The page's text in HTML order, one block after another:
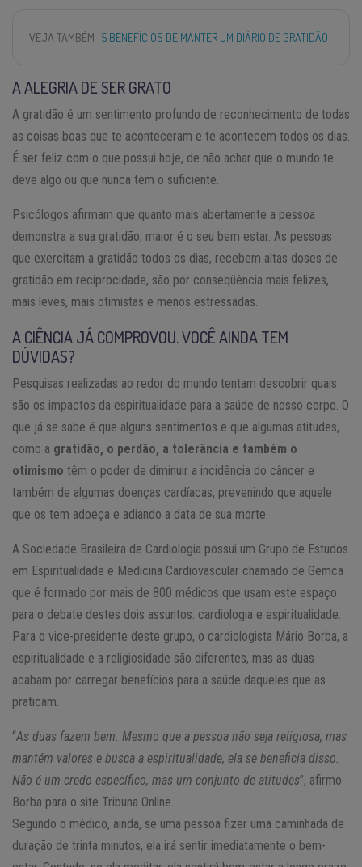
VEJA TAMBÉM 5 BENEFÍCIOS DE MANTER UM DIÁRIO DE GRATIDÃO
A ALEGRIA DE SER GRATO
A gratidão é um sentimento profundo de reconhecimento de todas
as coisas boas que te aconteceram e te acontecem todos os dias.
É ser feliz com o que possui hoje, de não achar que o mundo te
deve algo ou que nunca tem o suficiente.
Psicólogos afirmam que quanto mais abertamente a pessoa
demonstra a sua gratidão, maior é o seu bem estar. As pessoas
que exercitam a gratidão todos os dias, recebem altas doses de
gratidão em reciprocidade, são por conseqüência mais felizes,
mais leves, mais otimistas e menos estressadas.
A CIÊNCIA JÁ COMPROVOU. VOCÊ AINDA TEM
DÚVIDAS?
Pesquisas realizadas ao redor do mundo tentam descobrir quais
são os impactos da espiritualidade para a saúde de nosso corpo. O
que já se sabe é que alguns sentimentos e que algumas atitudes,
como a gratidão, o perdão, a tolerância e também o
otimismo têm o poder de diminuir a incidência do câncer e
também de algumas doenças cardíacas, prevenindo que aquele
que os tem adoeça e adiando a data de sua morte.
A Sociedade Brasileira de Cardiologia possui um Grupo de Estudos
em Espiritualidade e Medicina Cardiovascular chamado de Gemca
que é formado por mais de 800 médicos que usam este espaço
para o debate destes dois assuntos: cardiologia e espiritualidade.
Para o vice-presidente deste grupo, o cardiologista Mário Borba, a
espiritualidade e a religiosidade são diferentes, mas as duas
acabam por carregar benefícios para a saúde daqueles que as
praticam.
“As duas fazem bem. Mesmo que a pessoa não seja religiosa, mas
mantém valores e busca a espiritualidade, ela se beneficia disso.
Não é um credo específico, mas um conjunto de atitudes”, afirmo
Borba para o site Tribuna Online.
Segundo o médico, ainda, se uma pessoa fizer uma caminhada de
duração de trinta minutos, ela irá sentir imediatamente o bem-